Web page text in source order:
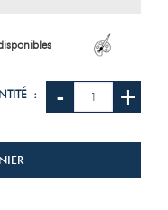
: - +